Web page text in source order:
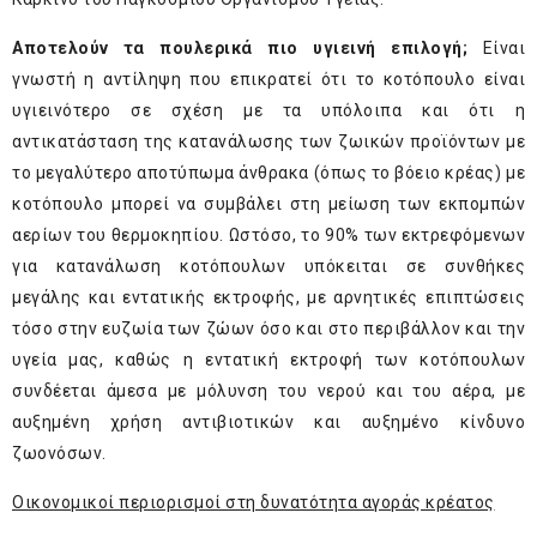
Αποτελούν τα πουλερικά πιο υγιεινή επιλογή;
Είναι
γνωστή η αντίληψη που επικρατεί ότι το κοτόπουλο είναι
υγιεινότερο σε σχέση με τα υπόλοιπα και ότι η
αντικατάσταση της κατανάλωσης των ζωικών προϊόντων με
το μεγαλύτερο αποτύπωμα άνθρακα (όπως το βόειο κρέας) με
κοτόπουλο μπορεί να συμβάλει στη μείωση των εκπομπών
αερίων του θερμοκηπίου. Ωστόσο, το 90% των εκτρεφόμενων
για κατανάλωση κοτόπουλων υπόκειται σε συνθήκες
μεγάλης και εντατικής εκτροφής, με αρνητικές επιπτώσεις
τόσο στην ευζωία των ζώων όσο και στο περιβάλλον και την
υγεία μας, καθώς η εντατική εκτροφή των κοτόπουλων
συνδέεται άμεσα με μόλυνση του νερού και του αέρα, με
αυξημένη χρήση αντιβιοτικών και αυξημένο κίνδυνο
ζωονόσων.
Οικονομικοί περιορισμοί στη δυνατότητα αγοράς κρέατος